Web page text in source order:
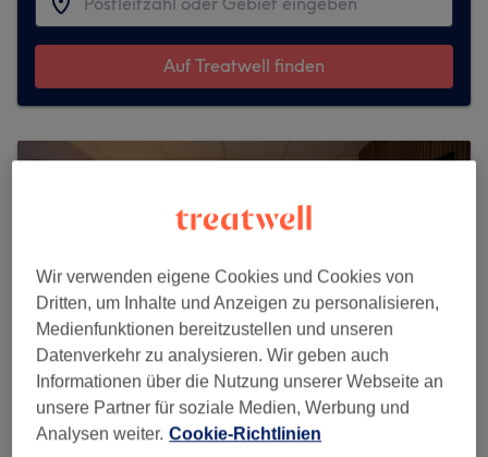
Auf Treatwell finden
Wir verwenden eigene Cookies und Cookies von
Dritten, um Inhalte und Anzeigen zu personalisieren,
Medienfunktionen bereitzustellen und unseren
Datenverkehr zu analysieren. Wir geben auch
Informationen über die Nutzung unserer Webseite an
unsere Partner für soziale Medien, Werbung und
Analysen weiter. Cookie-Richtlinien